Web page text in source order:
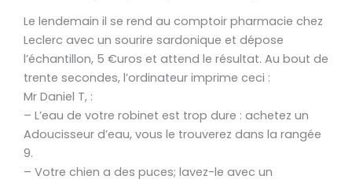
Le lendemain il se rend au comptoir pharmacie chez
Leclerc avec un sourire sardonique et dépose
l’échantillon, 5 €uros et attend le résultat. Au bout de
trente secondes, l’ordinateur imprime ceci :
Mr Daniel T, :
– L’eau de votre robinet est trop dure : achetez un
Adoucisseur d’eau, vous le trouverez dans la rangée
9.
– Votre chien a des puces; lavez-le avec un